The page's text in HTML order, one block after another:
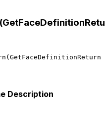
Description